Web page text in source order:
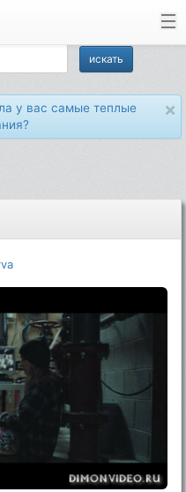
×
у вас самые теплые